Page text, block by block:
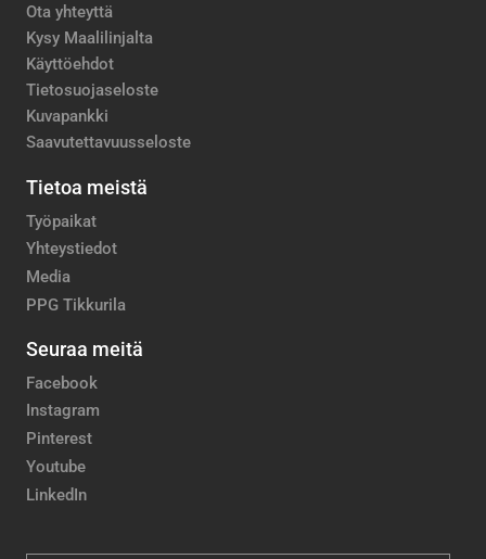
Ota yhteyttä
Kysy Maalilinjalta
Käyttöehdot
Tietosuojaseloste
Kuvapankki
Saavutettavuusseloste
Tietoa meistä
Työpaikat
Yhteystiedot
Media
PPG Tikkurila
Seuraa meitä
Facebook
Instagram
Pinterest
Youtube
LinkedIn